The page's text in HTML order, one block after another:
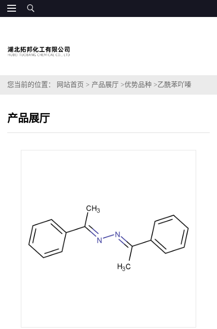
您当前的位置： 网站首页 > 产品展厅 >优势品种 >乙酰苯吖嗪
产品展厅